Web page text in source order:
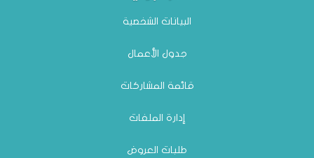
البيانات الشخصية
جدول الأعمال
قائمة المشاركات
إدارة الملفات
طلبات العروض